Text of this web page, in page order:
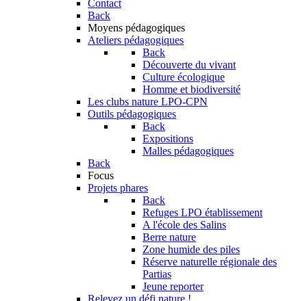
Contact
Back
Moyens pédagogiques
Ateliers pédagogiques
Back
Découverte du vivant
Culture écologique
Homme et biodiversité
Les clubs nature LPO-CPN
Outils pédagogiques
Back
Expositions
Malles pédagogiques
Back
Focus
Projets phares
Back
Refuges LPO établissement
A l'école des Salins
Berre nature
Zone humide des piles
Réserve naturelle régionale des
Partias
Jeune reporter
Relevez un défi nature !